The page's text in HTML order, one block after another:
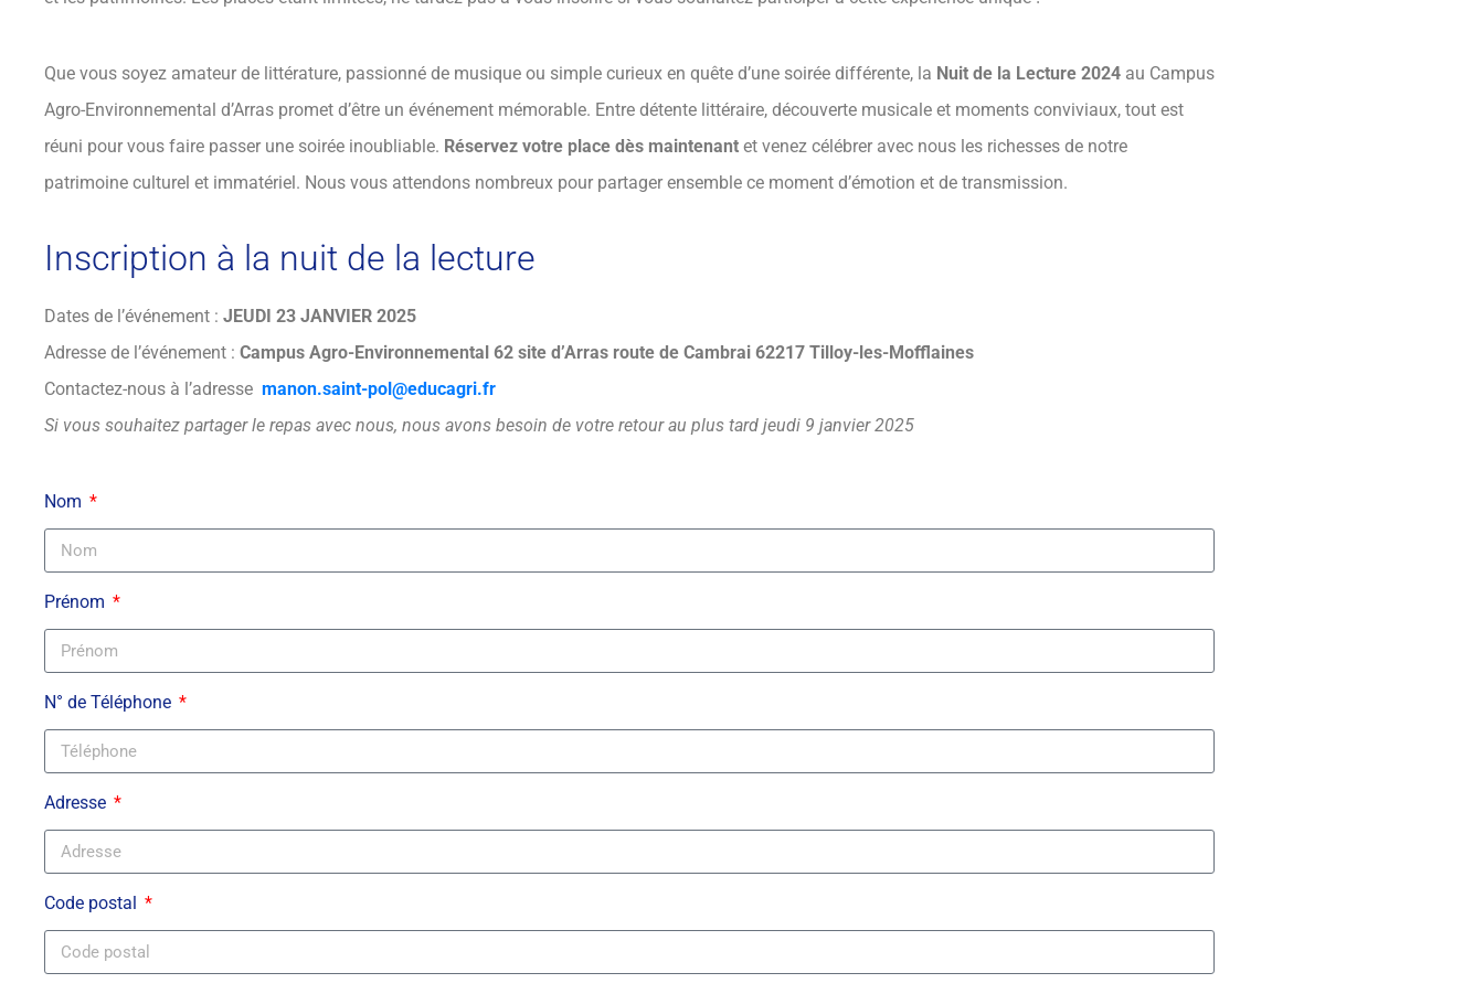
Que vous soyez amateur de littérature, passionné de musique ou simple curieux en quête d’une soirée différente, la Nuit de la Lecture 2024 au Campus
Agro-Environnemental d’Arras promet d’être un événement mémorable. Entre détente littéraire, découverte musicale et moments conviviaux, tout est
réuni pour vous faire passer une soirée inoubliable. Réservez votre place dès maintenant et venez célébrer avec nous les richesses de notre
patrimoine culturel et immatériel. Nous vous attendons nombreux pour partager ensemble ce moment d’émotion et de transmission.
Inscription à la nuit de la lecture
Dates de l’événement : JEUDI 23 JANVIER 2025
Adresse de l’événement : Campus Agro-Environnemental 62 site d’Arras route de Cambrai 62217 Tilloy-les-Mofflaines
Contactez-nous à l’adresse manon.saint-pol@educagri.fr
Si vous souhaitez partager le repas avec nous, nous avons besoin de votre retour au plus tard jeudi 9 janvier 2025
Nom
Prénom
N° de Téléphone
Adresse
Code postal